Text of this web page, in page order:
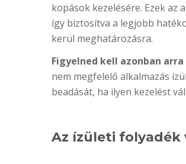
kopások kezelésére. Ezek az
így biztosítva a legjobb
kerül meghatározásra.
Figyelned kell azonban arra
nem megfelelő alkalmazás
beadását, ha ilyen kezelést
Az ízületi folyadék